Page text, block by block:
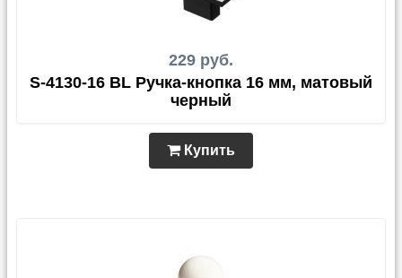
229 руб.
S-4130-16 BL Ручка-кнопка 16 мм, матовый
черный
Купить